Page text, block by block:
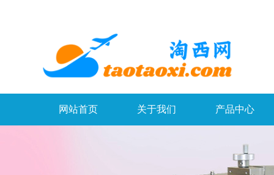
网站首页 关于我们 产品中心